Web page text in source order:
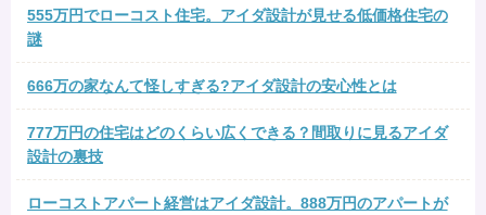
555万円でローコスト住宅。アイダ設計が見せる低価格住宅の
謎
666万の家なんて怪しすぎる?アイダ設計の安心性とは
777万円の住宅はどのくらい広くできる？間取りに見るアイダ
設計の裏技
ローコストアパート経営はアイダ設計。888万円のアパートが